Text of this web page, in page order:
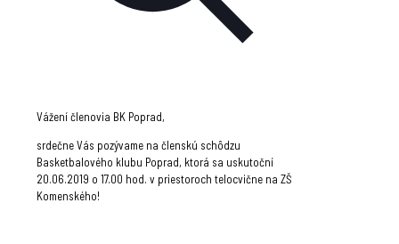
Vážení členovia BK Poprad,
srdečne Vás pozývame na členskú schôdzu
Basketbalového klubu Poprad, ktorá sa uskutoční
20.06.2019 o 17.00 hod. v priestoroch telocvične na ZŠ
Komenského!